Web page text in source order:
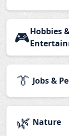
🎮Hobbies
👔 Jobs &
🌿 Nature